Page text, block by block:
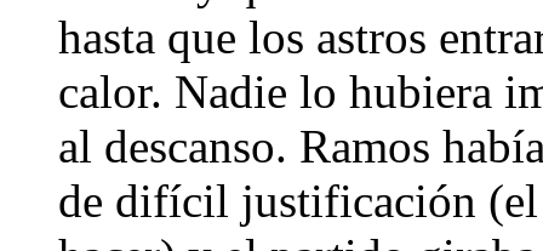
hasta que los astros
calor. Nadie lo hubiera
al descanso. Ramos
de difícil justificación (el